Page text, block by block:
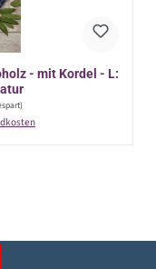
- mit Kordel - L: